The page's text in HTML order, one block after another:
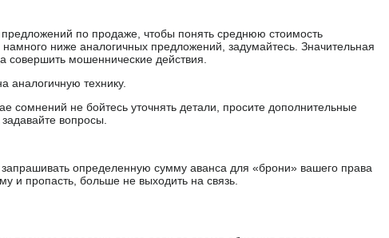
по продаже, чтобы понять среднюю стоимость
ниже аналогичных предложений, задумайтесь. Значительная
совершить мошеннические действия.
аналогичную технику.
сомнений не бойтесь уточнять детали, просите дополнительные
вопросы.
определенную сумму аванса для «брони» вашего права
и пропасть, больше не выходить на связь.